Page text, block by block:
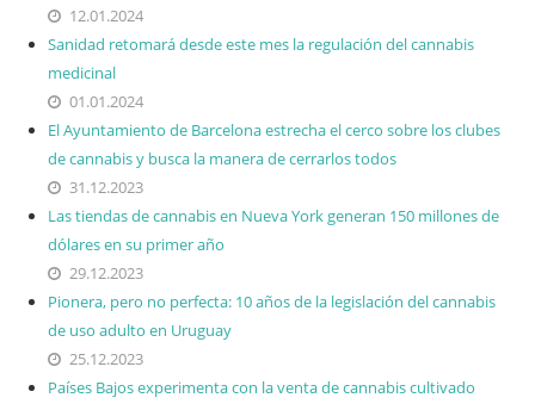
12.01.2024
Sanidad retomará desde este mes la regulación del cannabis
medicinal
01.01.2024
El Ayuntamiento de Barcelona estrecha el cerco sobre los clubes
de cannabis y busca la manera de cerrarlos todos
31.12.2023
Las tiendas de cannabis en Nueva York generan 150 millones de
dólares en su primer año
29.12.2023
Pionera, pero no perfecta: 10 años de la legislación del cannabis
de uso adulto en Uruguay
25.12.2023
Países Bajos experimenta con la venta de cannabis cultivado